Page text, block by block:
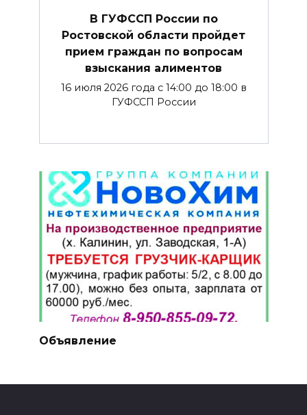
В ГУФССП России по
Ростовской области пройдет
прием граждан по вопросам
взыскания алиментов
16 июля 2026 года с 14:00 до 18:00 в
ГУФССП России
Объявление